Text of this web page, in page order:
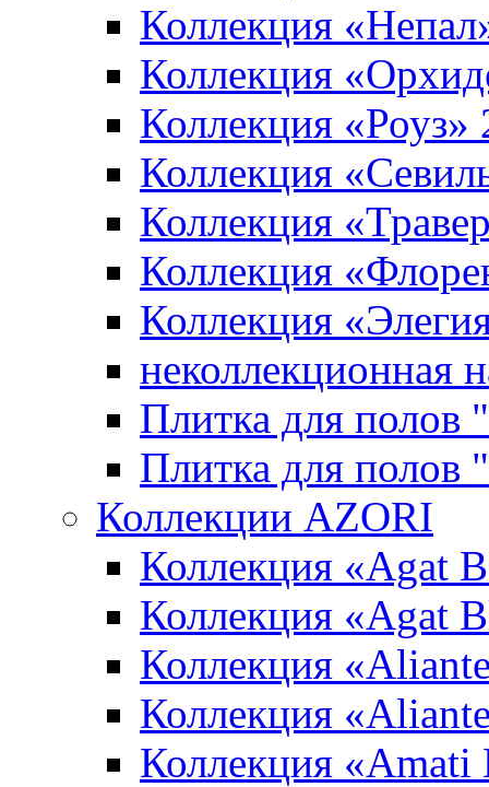
Коллекция
Коллекция
Коллекция «Роуз»
Коллекция
Коллекция
Коллекция
Коллекция
неколлекционная
Плитка для полов
Плитка для
Коллекции AZORI
Коллекция «Agat
Коллекция «Agat
Коллекция
Коллекция
Коллекция «Amati